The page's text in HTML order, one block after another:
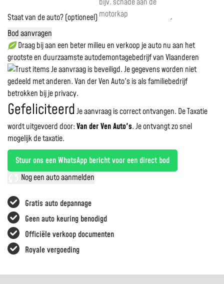
Gratis auto depannage
Geen auto keuring benodigd
Officiële verkoop documenten
Royale vergoeding
Staat van de auto? (optioneel)
Bod aanvragen
Draag bij aan een beter milieu en verkoop je auto nu aan het
grootste en duurzaamste autodemontagebedrijf van Vlaanderen
Je aanvraag is beveiligd. Je gegevens worden niet
gedeeld met anderen. Van der Ven Auto's is als familiebedrijf
betrokken bij je privacy.
GefeliciteerdJe aanvraag is correct ontvangen. De Taxatie
wordt uitgevoerd door:Van der Ven Auto's.Je ontvangt zo snel
mogelijk de taxatie.
Stuur ons een WhatsApp bericht voor een direct bod
Nog een auto aanmelden